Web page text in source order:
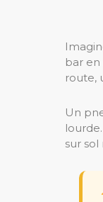
bar en
route,
Un
sur